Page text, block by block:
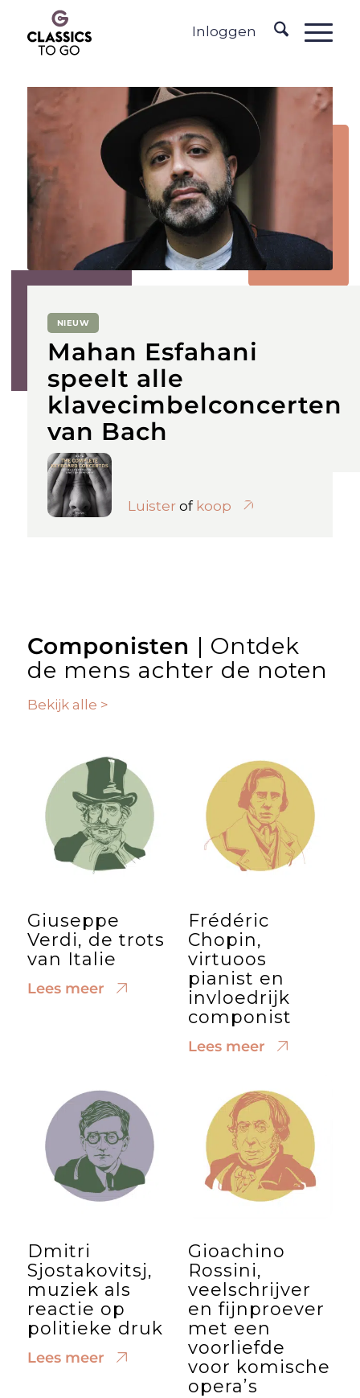
Inloggen
NIEUW
Mahan Esfahani
speelt alle
klavecimbelconcerten
van Bach
Luisterof koop
Componisten | Ontdek
de mens achter de noten
Bekijk alle >
Giuseppe
Verdi, de trots
van Italie
Lees meer
Frédéric
Chopin,
virtuoos
pianist en
invloedrijk
componist
Lees meer
Dmitri
Sjostakovitsj,
muziek als
reactie op
politieke druk
Lees meer
Gioachino
Rossini,
veelschrijver
en fijnproever
met een
voorliefde
voor komische
opera’s